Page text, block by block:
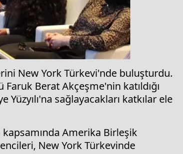
New York Türkevi'nde buluşturdu.
Berat Akçeşme'nin katıldığı
sağlayacakları katkılar ele
kapsamında Amerika Birleşik
New York Türkevinde